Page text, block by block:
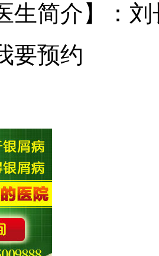
生简介】：
要预约